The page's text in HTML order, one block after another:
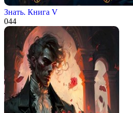
Знать. Книга V
044